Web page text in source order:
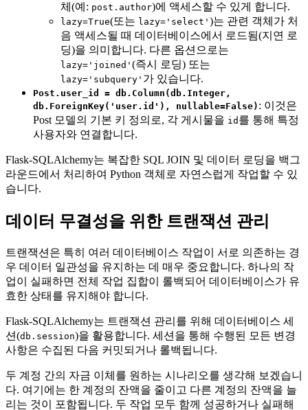
체(예: post.author)에 액세스할 수 있게 합니다.
lazy=True(또는 lazy='select' )는 관련 객체가 처
음 액세스될 때 데이터베이스에서 로드됨(지연 로
딩)을 의미합니다. 다른 옵션으로는
lazy='joined' (즉시 로딩) 또는
lazy='subquery' 가 있습니다.
Post.user_id = db.Column(db.Integer,
db.ForeignKey('user.id'), nullable=False) : 이것은
Post 모델의 기본 키 정의로, 각 게시물을 id 를 통해 특정
사용자와 연결합니다.
Flask-SQLAlchemy는 복잡한 SQL JOIN 및 데이터 로딩을 백그
라운드에서 처리하여 Python 객체로 자연스럽게 작업할 수 있
습니다.
데이터 무결성을 위한 트랜잭션 관리
트랜잭션은 특히 여러 데이터베이스 작업이 서로 의존하는 경
우 데이터 일관성을 유지하는 데 매우 중요합니다. 하나의 작
업이 실패하면 전체 작업 집합이 롤백되어 데이터베이스가 유
효한 상태를 유지해야 합니다.
Flask-SQLAlchemy는 트랜잭션 관리를 위해 데이터베이스 세
션(db.session)을 활용합니다. 세션을 통해 수행된 모든 변경
사항은 수집된 다음 커밋되거나 롤백됩니다.
두 계정 간의 자금 이체를 원하는 시나리오를 생각해 보겠습니
다. 여기에는 한 계정의 잔액을 줄이고 다른 계정의 잔액을 늘
리는 것이 포함됩니다. 두 작업 모두 함께 성공하거나 실패해